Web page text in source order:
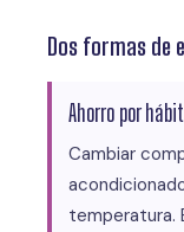
Dos formas de
Ahorro por
Cambiar
temperatura.